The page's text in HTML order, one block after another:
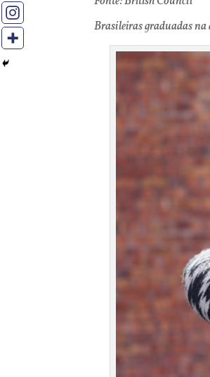
Brasileiras graduadas na